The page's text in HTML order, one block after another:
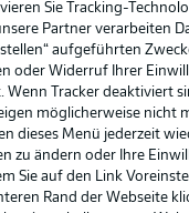
Kontakt
Spieler
Sie Tracking-
Partner verarbeiten
aufgeführten
oder Widerruf Ihrer
Wenn Tracker deaktiviert
möglicherweise nicht
dieses Menü jederzeit
zu ändern oder Ihre
Sie auf den Link
Rand der Webseite